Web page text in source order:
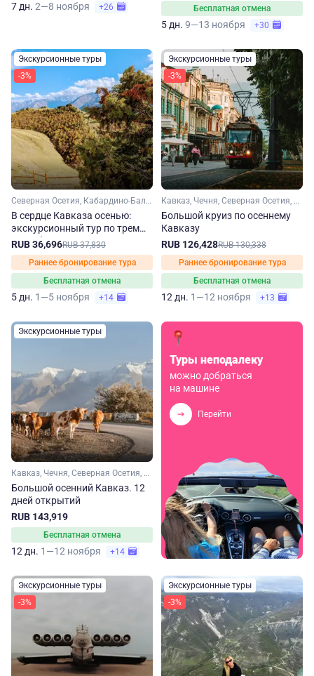
7 дн. 2—8 ноября +26 Бесплатная отмена
5 дн. 9—13 ноября +30
Экскурсионные туры
-3%
Северная Осетия, Кабардино-Балкария, Ингушетия, Кавказ
В сердце Кавказа осенью:
экскурсионный тур по трем
республикам
RUB 36,696RUB 37,830
Раннее бронирование тура
Бесплатная отмена
5 дн. 1—5 ноября +14
Экскурсионные туры
-3%
Кавказ, Чечня, Северная Осетия, Кабардино-Балкария, Ингушетия, Дагестан
Большой круиз по осеннему
Кавказу
RUB 126,428RUB 130,338
Раннее бронирование тура
Бесплатная отмена
12 дн. 1—12 ноября +13
Экскурсионные туры
Кавказ, Чечня, Северная Осетия, Кабардино-Балкария, Ингушетия, Дагестан
Большой осенний Кавказ. 12
дней открытий
RUB 143,919
Бесплатная отмена
12 дн. 1—12 ноября +14
Туры неподалеку
можно добраться
на машине
Перейти
Экскурсионные туры
-3%
Экскурсионные туры
-3%